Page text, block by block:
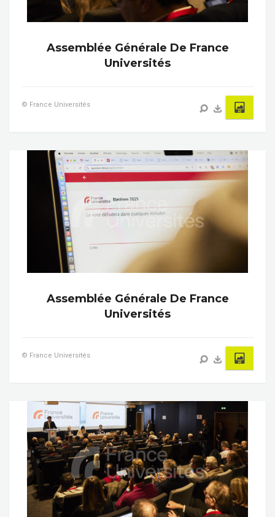
Assemblée Générale De France
Universités
© France Universités
Assemblée Générale De France
Universités
© France Universités